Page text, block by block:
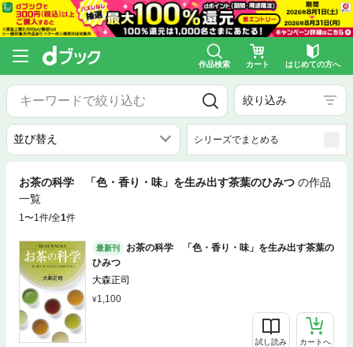
作品検索 カート はじめての方へ
絞り込み
シリーズでまとめる
お茶の科学 「色・香り・味」を生み出す茶葉のひみつ の作品
一覧
1〜1件/全1件
最新刊
お茶の科学 「色・香り・味」を生み出す茶葉の
ひみつ
大森正司
1,100
試し読み カートへ